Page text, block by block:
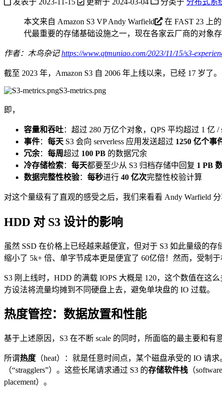
本文来自 Amazon S3 VPAndy Warfield
在 FAST 23 上
代最重要的存储基础设施之一，现在各家云厂商的对象
作者：木鸟杂记https://www.qtmuniao.com/2023/11/15/s3-
截至 2023 年，Amazon S3 自 2006 年上线以来，已经 17 岁
S3-metrics.png
即，
容量和吞吐：超过 280 万亿个对象，QPS 平均超过 1 亿 /
事件： 每天 S3 会向 serverless 应用发送超过 1250 亿个事
冗余： 每周超过 100 PB 的数据冗余
冷存储检索： 每天都要至少从 S3 归档存储中回复 1 PB
数据完整性校验： 每秒进行 40 亿次完整性校验计算
对这个量级有了直观的感受之后，我们来看看 Andy Warfield
HDD 对 S3 设计的影响
虽然 SSD 在价格上已经越来越便宜，但对于 S3 如此量级的
缩小了 5k+ 倍、单字节成本更是便宜了 60亿倍！然而，受制
S3 刚上线时，HDD 的满载 IOPS 大概是 120，这个数值在
方设法将流量均摊到不同硬盘上去，避免单块盘的 IO 过载。
热度管控：数据放置和性能
基于上述原因，S3 在不断 scale 的同时，所面临的最主要和有
所谓热度 （heat）：就是任意时间点，某个磁盘承受的 IO 请
（“stragglers”）。这些长尾请求通过 S3 的存储软件栈 （
placement）。